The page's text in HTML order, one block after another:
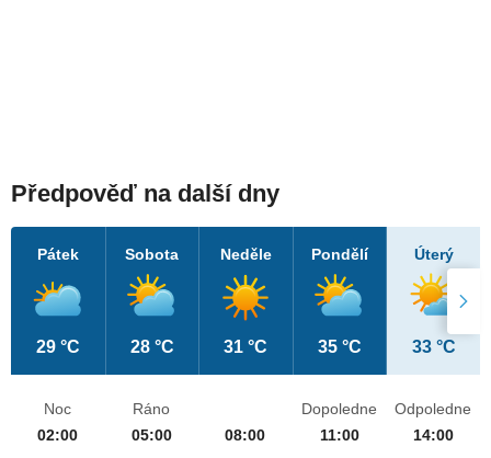
Předpověď na další dny
Pátek
29 °C
Sobota
28 °C
Neděle
31 °C
Pondělí
35 °C
Úterý
33 °C
Noc
02:00
Ráno
05:00
08:00
Dopoledne
11:00
Odpoledne
14:00